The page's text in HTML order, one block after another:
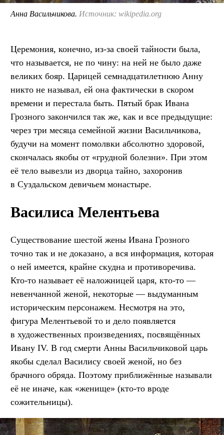
Анна Васильчикова. Источник: wikipedia.org
Церемония, конечно, из-за своей тайности была,
что называется, не по чину: на ней не было даже
великих бояр. Царицей семнадцатилетнюю Анну
никто не называл, ей она фактически в скором
времени и перестала быть. Пятый брак Ивана
Грозного закончился так же, как и все предыдущие:
через три месяца семейной жизни Васильчикова,
будучи на момент помолвки абсолютно здоровой,
скончалась якобы от «грудной болезни». При этом
её тело вывезли из дворца тайно, захоронив
в Суздальском девичьем монастыре.
Василиса Мелентьева
Существование шестой жены Ивана Грозного
точно так и не доказано, а вся информация, которая
о ней имеется, крайне скудна и противоречива.
Кто-то называет её наложницей царя, кто-то —
невенчанной женой, некоторые — выдуманным
историческим персонажем. Несмотря на это,
фигура Мелентьевой то и дело появляется
в художественных произведениях, посвящённых
Ивану IV. В год смерти Анны Васильчиковой царь
якобы сделал Василису своей женой, но без
брачного обряда. Поэтому приближённые называли
её не иначе, как «женище» (кто-то вроде
сожительницы).